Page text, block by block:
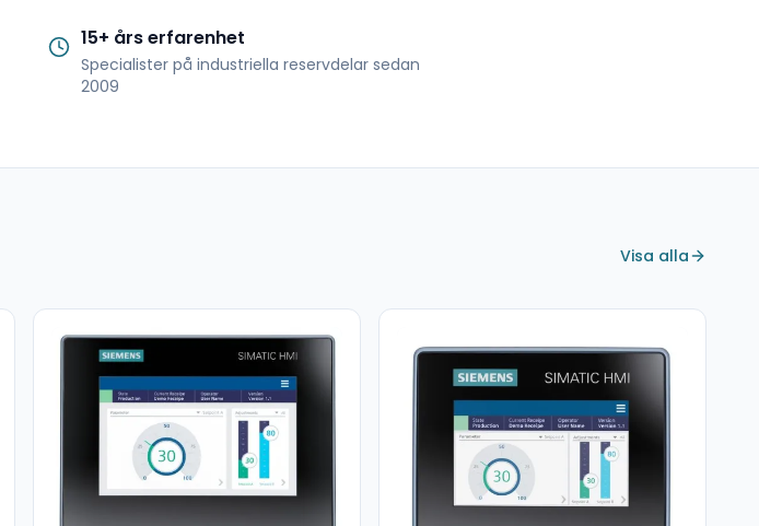
15+ års erfarenhet
Specialister på industriella reservdelar sedan
2009
Visa alla